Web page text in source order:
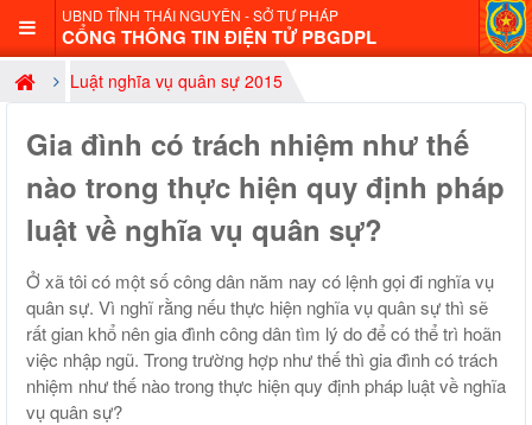
UBND TỈNH THÁI NGUYÊN - SỞ TƯ PHÁP
CỔNG THÔNG TIN ĐIỆN TỬ PBGDPL
Luật nghĩa vụ quân sự 2015
Gia đình có trách nhiệm như thế
nào trong thực hiện quy định pháp
luật về nghĩa vụ quân sự?
Ở xã tôi có một số công dân năm nay có lệnh gọi đi nghĩa vụ
quân sự. Vì nghĩ rằng nếu thực hiện nghĩa vụ quân sự thì sẽ
rất gian khổ nên gia đình công dân tìm lý do để có thể trì hoãn
việc nhập ngũ. Trong trường hợp như thế thì gia đình có trách
nhiệm như thế nào trong thực hiện quy định pháp luật về nghĩa
vụ quân sự?